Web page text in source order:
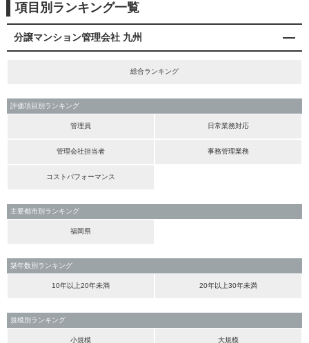
項目別ランキング一覧
分譲マンション管理会社 九州
総合ランキング
評価項目別ランキング
管理員 日常業務対応
管理会社担当者 事務管理業務
コストパフォーマンス
主要都市別ランキング
福岡県
築年数別ランキング
10年以上20年未満 20年以上30年未満
規模別ランキング
小規模 大規模